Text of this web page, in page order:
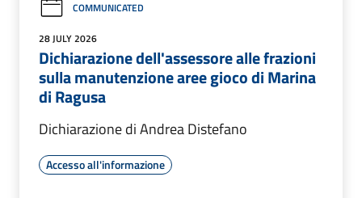
COMMUNICATED
28 JULY 2026
Dichiarazione dell'assessore alle frazioni
sulla manutenzione aree gioco di Marina
di Ragusa
Dichiarazione di Andrea Distefano
Accesso all'informazione